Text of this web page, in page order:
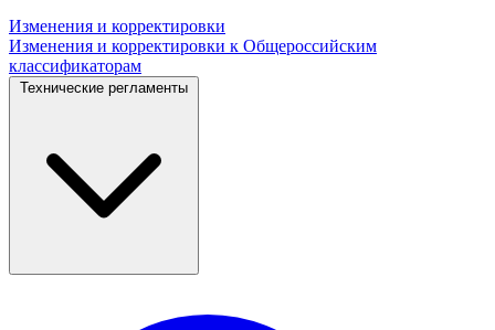
Изменения и корректировки
Изменения и корректировки к Общероссийским
классификаторам
Технические регламенты